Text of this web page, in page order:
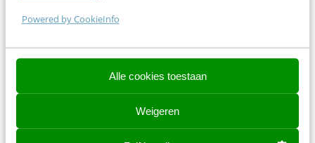
Powered by CookieInfo
Alle cookies toestaan
Weigeren
hoe kleine fricties in de klantreis grote impact hebben
hoe je high-intent momenten in de klantreis kunt